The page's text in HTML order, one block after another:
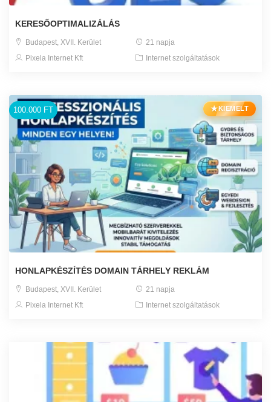
KERESŐOPTIMALIZÁLÁS
Budapest, XVII. Kerület
21 napja
Pixela Internet Kft
Internet szolgáltatások
★KIEMELT
100.000 FT
HONLAPKÉSZÍTÉS DOMAIN TÁRHELY REKLÁM
Budapest, XVII. Kerület
21 napja
Pixela Internet Kft
Internet szolgáltatások